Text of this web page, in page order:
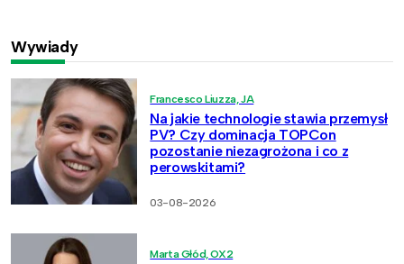
Wywiady
Francesco Liuzza, JA
Na jakie technologie stawia przemysł
PV? Czy dominacja TOPCon
pozostanie niezagrożona i co z
perowskitami?
03-08-2026
Marta Głód, OX2